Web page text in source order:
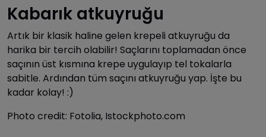
Kabarık atkuyruğu
Artık bir klasik haline gelen krepeli atkuyruğu da
harika bir tercih olabilir! Saçlarını toplamadan önce
saçının üst kısmına krepe uygulayıp tel tokalarla
sabitle. Ardından tüm saçını atkuyruğu yap. İşte bu
kadar kolay! :)
Photo credit: Fotolia, Istockphoto.com